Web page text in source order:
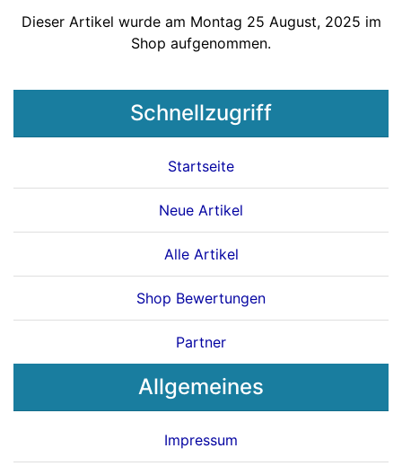
Dieser Artikel wurde am Montag 25 August, 2025 im
Shop aufgenommen.
Schnellzugriff
Startseite
Neue Artikel
Alle Artikel
Shop Bewertungen
Partner
Allgemeines
Impressum